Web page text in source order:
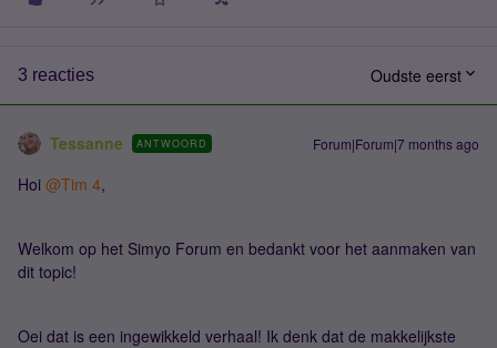
3 reacties Oudste eerst
Tessanne ANTWOORD Forum|Forum|7 months ago
Hoi ​ @Tim 4,
Welkom op het Simyo Forum en bedankt voor het aanmaken van
dit topic!
Oei dat is een ingewikkeld verhaal! Ik denk dat de makkelijkste